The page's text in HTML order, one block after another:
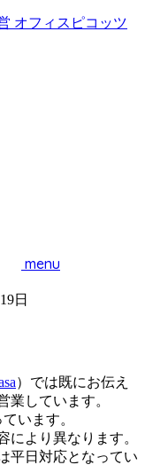
menu
日
）では既にお伝え
業しています。
います。
により異なります。
平日対応となってい